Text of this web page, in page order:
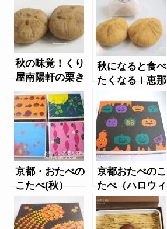
秋の味覚！くり
屋南陽軒の栗き
んとん
秋になると食べ
たくなる！恵那
川上屋の栗きん
とん
京都・おたべの
こたべ(秋）
京都おたべのこ
たべ（ハロウィ
ン）